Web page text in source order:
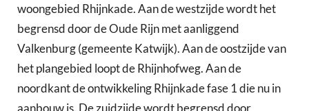
woongebied Rhijnkade. Aan de westzijde wordt het
begrensd door de Oude Rijn met aanliggend
Valkenburg (gemeente Katwijk). Aan de oostzijde van
het plangebied loopt de Rhijnhofweg. Aan de
noordkant de ontwikkeling Rhijnkade fase 1 die nu in
aanbouw is. De zuidzijde wordt begrensd door